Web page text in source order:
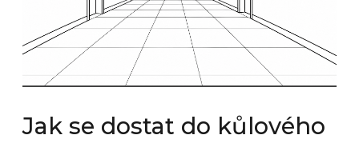
Jak se dostat do kůlového